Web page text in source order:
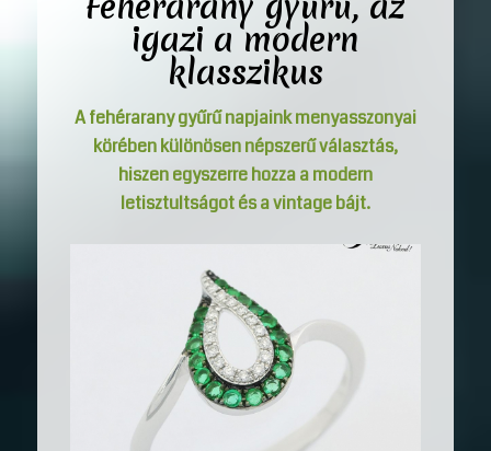
igazi a modern
klasszikus
Afehérarany gyűrűnapjaink menyasszonyai
körében különösen népszerű választás,
hiszen egyszerre hozza a modern
letisztultságot és a vintage bájt.